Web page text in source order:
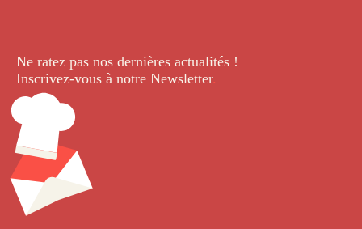
Ne ratez pas nos dernières actualités !
Inscrivez-vous à notre Newsletter.